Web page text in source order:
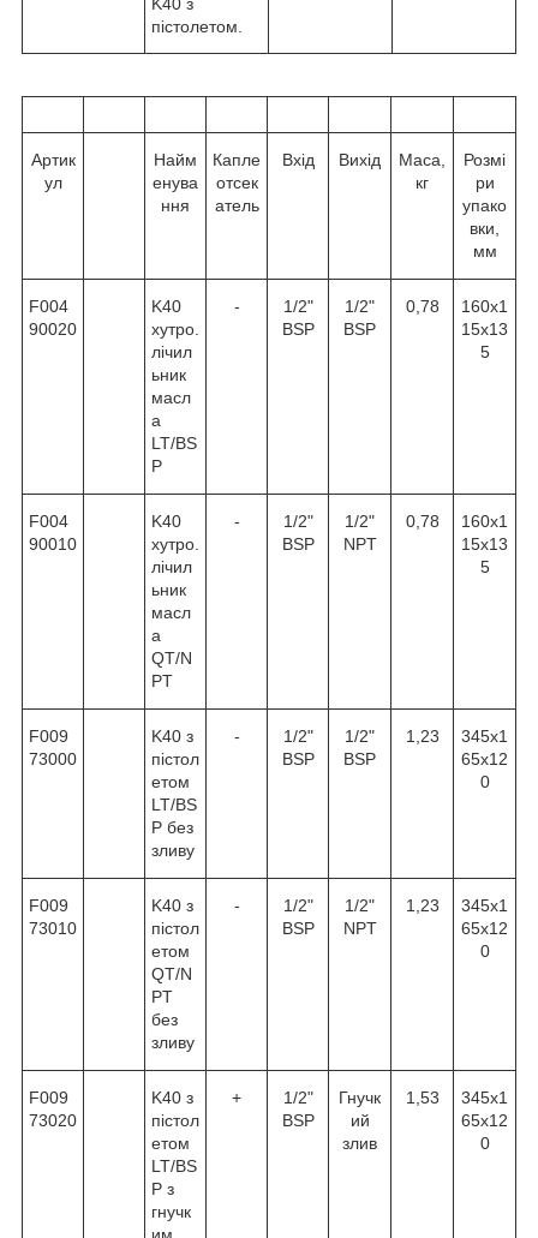
пістолетом.
Артик
ул
Найм
енува
ння
Капле
отсек
атель
Вхід Вихід
Маса,
кг
Розмі
ри
упако
вки,
мм
F004
90020
K40
хутро.
лічил
ьник
масл
а
LT/BS
P
-
1/2"
BSP
1/2"
BSP
0,78
160x1
15x13
5
F004
90010
K40
хутро.
лічил
ьник
масл
а
QT/N
PT
-
1/2"
BSP
1/2"
NPT
0,78
160x1
15x13
5
F009
73000
K40 з
пістол
етом
LT/BS
P без
зливу
-
1/2"
BSP
1/2"
BSP
1,23
345x1
65x12
0
F009
73010
K40 з
пістол
етом
QT/N
PT
без
зливу
-
1/2"
BSP
1/2"
NPT
1,23
345x1
65x12
0
F009
73020
K40 з
пістол
етом
LT/BS
P з
гнучк
им
+
1/2"
BSP
Гнучк
ий
злив
1,53
345x1
65x12
0